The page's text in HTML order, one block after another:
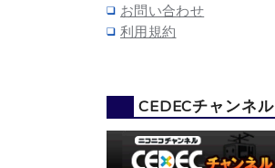
お問い合わせ
利用規約
CEDECチャンネル